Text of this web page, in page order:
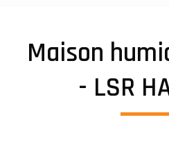
Maison
- LSR